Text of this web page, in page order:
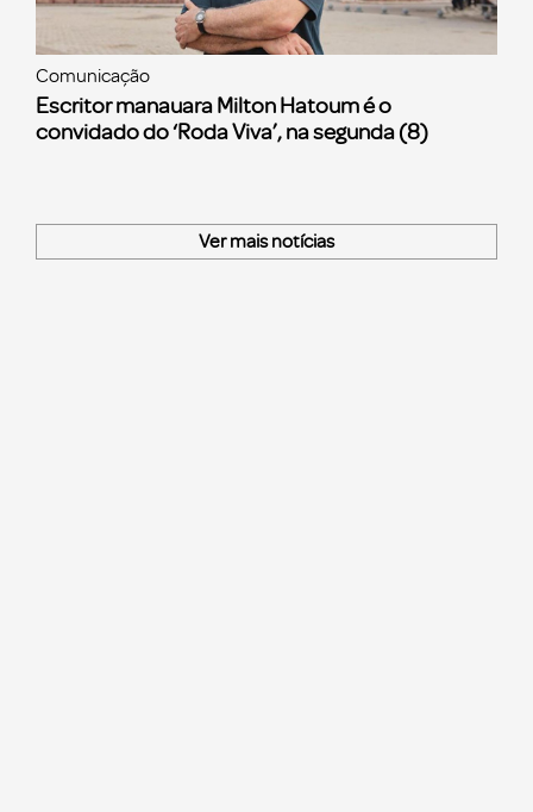
Comunicação
Escritor manauara Milton Hatoum é o
convidado do ‘Roda Viva’, na segunda (8)
Ver mais notícias